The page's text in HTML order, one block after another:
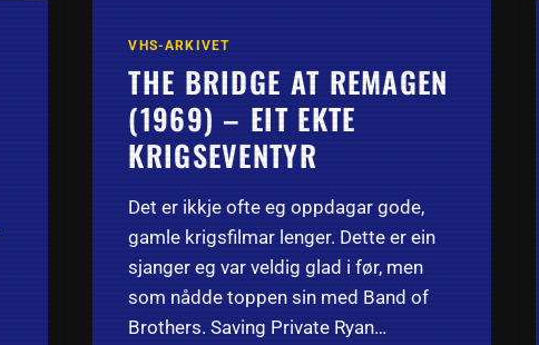
VHS-ARKIVET
THE BRIDGE AT REMAGEN
(1969) – EIT EKTE
KRIGSEVENTYR
Det er ikkje ofte eg oppdagar gode,
gamle krigsfilmar lenger. Dette er ein
sjanger eg var veldig glad i før, men
som nådde toppen sin med Band of
Brothers. Saving Private Ryan…